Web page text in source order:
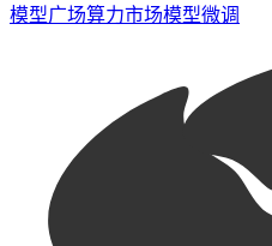
模型广场算力市场模型微调